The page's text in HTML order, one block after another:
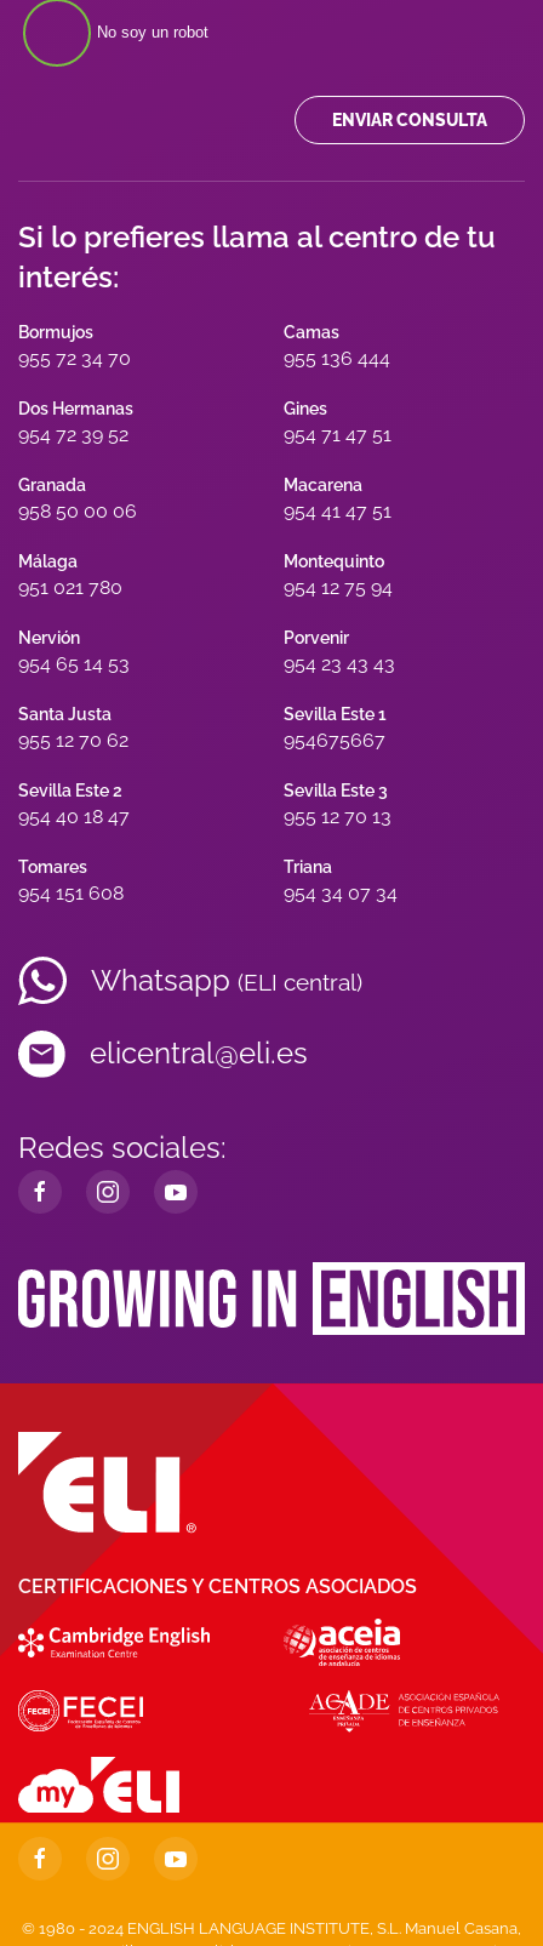
No soy un robot
ENVIAR CONSULTA
Si lo prefieres llama al centro de tu
interés:
Bormujos
955 72 34 70
Camas
955 136 444
Dos Hermanas
954 72 39 52
Gines
954 71 47 51
Granada
958 50 00 06
Macarena
954 41 47 51
Málaga
951 021 780
Montequinto
954 12 75 94
Nervión
954 65 14 53
Porvenir
954 23 43 43
Santa Justa
955 12 70 62
Sevilla Este 1
954675667
Sevilla Este 2
954 40 18 47
Sevilla Este 3
955 12 70 13
Tomares
954 151 608
Triana
954 34 07 34
Whatsapp (ELI central)
elicentral@eli.es
Redes sociales:
CERTIFICACIONES Y CENTROS ASOCIADOS
© 1980 - 2024 ENGLISH LANGUAGE INSTITUTE, S.L. Manuel Casana,